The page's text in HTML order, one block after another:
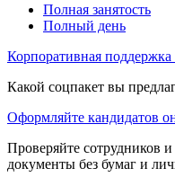
Полная занятость
Полный день
Корпоративная поддержка
Какой соцпакет вы
Оформляйте кандидатов
Проверяйте сотрудников
документы без бумаг и